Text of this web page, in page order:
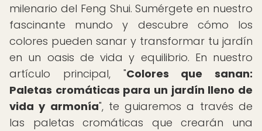
milenario del Feng Shui. Sumérgete en nuestro
fascinante mundo y descubre cómo los
colores pueden sanar y transformar tu jardín
en un oasis de vida y equilibrio. En nuestro
artículo principal, "Colores que sanan:
Paletas cromáticas para un jardín lleno de
vida y armonía", te guiaremos a través de
las paletas cromáticas que crearán una